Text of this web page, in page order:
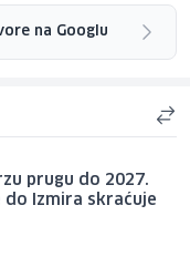
na Googlu
prugu do 2027.
do Izmira skraćuje